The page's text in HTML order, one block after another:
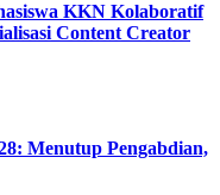
KKN Kolaboratif
Content Creator
Menutup Pengabdian,